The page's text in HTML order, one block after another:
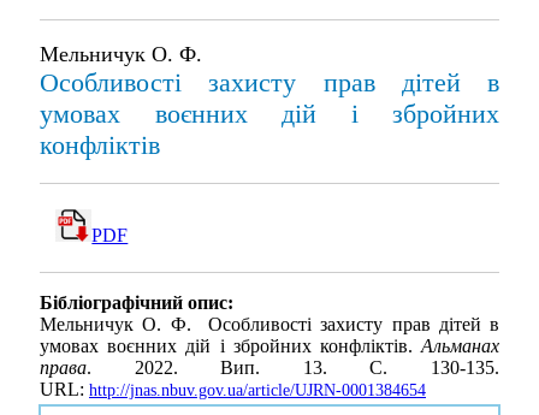
Мельничук О. Ф.
Особливості захисту прав дітей в
умовах воєнних дій і збройних
конфліктів
PDF
Бібліографічний опис:
Мельничук О. Ф. Особливості захисту прав дітей в
умовах воєнних дій і збройних конфліктів.Альманах
права. 2022. Вип. 13. С. 130-135.
URL: http://jnas.nbuv.gov.ua/article/UJRN-0001384654